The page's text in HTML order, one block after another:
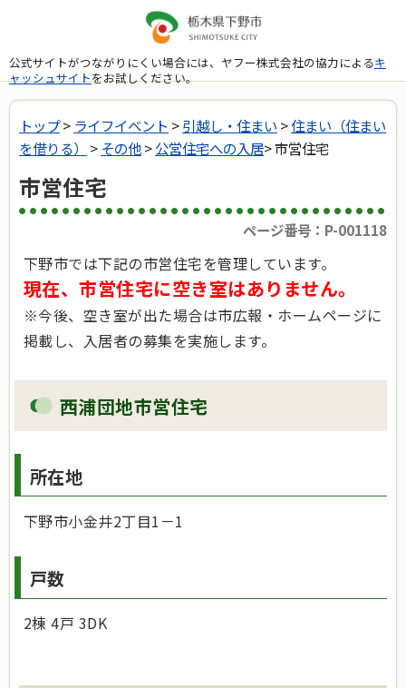
公式サイトがつながりにくい場合には、ヤフー株式会社の協力によるキ
ャッシュサイトをお試しください。
トップ> ライフイベント >引越し・住まい >住まい（住まい
を借りる）
> その他>公営住宅への入居> 市営住宅
市営住宅
ページ番号：P-001118
下野市では下記の市営住宅を管理しています。
現在、市営住宅に空き室はありません。
※今後、空き室が出た場合は市広報・ホームページに
掲載し、入居者の募集を実施します。
西浦団地市営住宅
所在地
下野市小金井2丁目1－1
戸数
2棟 4戸 3DK